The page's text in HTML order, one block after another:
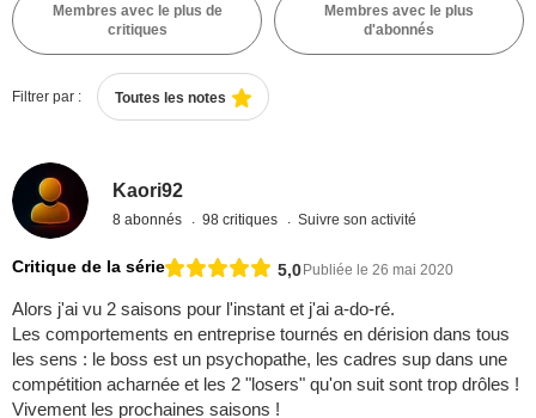
Membres avec le plus de
critiques
Membres avec le plus
d'abonnés
Filtrer par : Toutes les notes
Kaori92
8 abonnés 98 critiques Suivre son activité
Critique de la série 5,0Publiée le 26 mai 2020
Alors j'ai vu 2 saisons pour l'instant et j'ai a-do-ré.
Les comportements en entreprise tournés en dérision dans tous
les sens : le boss est un psychopathe, les cadres sup dans une
compétition acharnée et les 2 "losers" qu'on suit sont trop drôles !
Vivement les prochaines saisons !